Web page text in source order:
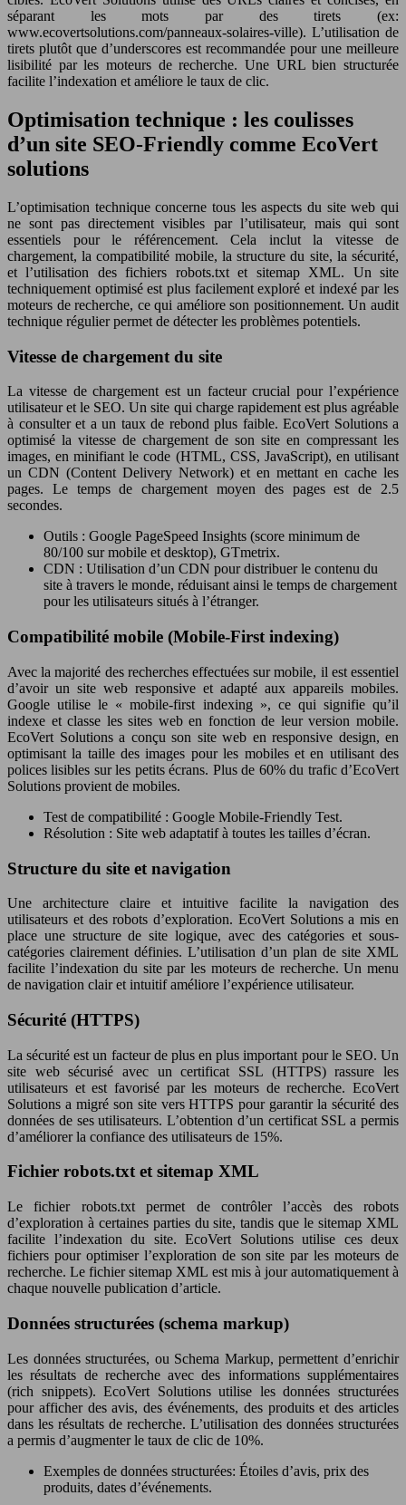
séparant les mots par des tirets (ex:
www.ecovertsolutions.com/panneaux-solaires-ville). L’utilisation de
tirets plutôt que d’underscores est recommandée pour une meilleure
lisibilité par les moteurs de recherche. Une URL bien structurée
facilite l’indexation et améliore le taux de clic.
Optimisation technique : les coulisses
d’un site SEO-Friendly comme EcoVert
solutions
L’optimisation technique concerne tous les aspects du site web qui
ne sont pas directement visibles par l’utilisateur, mais qui sont
essentiels pour le référencement. Cela inclut la vitesse de
chargement, la compatibilité mobile, la structure du site, la sécurité,
et l’utilisation des fichiers robots.txt et sitemap XML. Un site
techniquement optimisé est plus facilement exploré et indexé par les
moteurs de recherche, ce qui améliore son positionnement. Un audit
technique régulier permet de détecter les problèmes potentiels.
Vitesse de chargement du site
La vitesse de chargement est un facteur crucial pour l’expérience
utilisateur et le SEO. Un site qui charge rapidement est plus agréable
à consulter et a un taux de rebond plus faible. EcoVert Solutions a
optimisé la vitesse de chargement de son site en compressant les
images, en minifiant le code (HTML, CSS, JavaScript), en utilisant
un CDN (Content Delivery Network) et en mettant en cache les
pages. Le temps de chargement moyen des pages est de 2.5
secondes.
Outils : Google PageSpeed Insights (score minimum de
80/100 sur mobile et desktop), GTmetrix.
CDN : Utilisation d’un CDN pour distribuer le contenu du
site à travers le monde, réduisant ainsi le temps de chargement
pour les utilisateurs situés à l’étranger.
Compatibilité mobile (Mobile-First indexing)
Avec la majorité des recherches effectuées sur mobile, il est essentiel
d’avoir un site web responsive et adapté aux appareils mobiles.
Google utilise le « mobile-first indexing », ce qui signifie qu’il
indexe et classe les sites web en fonction de leur version mobile.
EcoVert Solutions a conçu son site web en responsive design, en
optimisant la taille des images pour les mobiles et en utilisant des
polices lisibles sur les petits écrans. Plus de 60% du trafic d’EcoVert
Solutions provient de mobiles.
Test de compatibilité : Google Mobile-Friendly Test.
Résolution : Site web adaptatif à toutes les tailles d’écran.
Structure du site et navigation
Une architecture claire et intuitive facilite la navigation des
utilisateurs et des robots d’exploration. EcoVert Solutions a mis en
place une structure de site logique, avec des catégories et sous-
catégories clairement définies. L’utilisation d’un plan de site XML
facilite l’indexation du site par les moteurs de recherche. Un menu
de navigation clair et intuitif améliore l’expérience utilisateur.
Sécurité (HTTPS)
La sécurité est un facteur de plus en plus important pour le SEO. Un
site web sécurisé avec un certificat SSL (HTTPS) rassure les
utilisateurs et est favorisé par les moteurs de recherche. EcoVert
Solutions a migré son site vers HTTPS pour garantir la sécurité des
données de ses utilisateurs. L’obtention d’un certificat SSL a permis
d’améliorer la confiance des utilisateurs de 15%.
Fichier robots.txt et sitemap XML
Le fichier robots.txt permet de contrôler l’accès des robots
d’exploration à certaines parties du site, tandis que le sitemap XML
facilite l’indexation du site. EcoVert Solutions utilise ces deux
fichiers pour optimiser l’exploration de son site par les moteurs de
recherche. Le fichier sitemap XML est mis à jour automatiquement à
chaque nouvelle publication d’article.
Données structurées (schema markup)
Les données structurées, ou Schema Markup, permettent d’enrichir
les résultats de recherche avec des informations supplémentaires
(rich snippets). EcoVert Solutions utilise les données structurées
pour afficher des avis, des événements, des produits et des articles
dans les résultats de recherche. L’utilisation des données structurées
a permis d’augmenter le taux de clic de 10%.
Exemples de données structurées: Étoiles d’avis, prix des
produits, dates d’événements.